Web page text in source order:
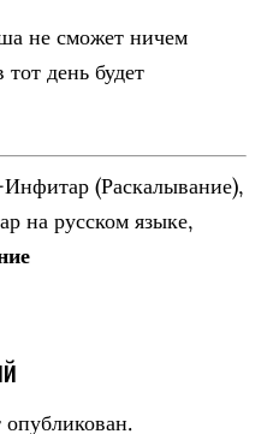
не сможет ничем
день будет
Инфитар (Раскалывание),
на русском языке,